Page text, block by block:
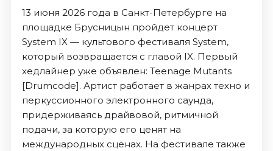
13 июня 2026 года в Санкт-Петербурге на
площадке Брусницын пройдет концерт
System IX — культового фестиваля System,
который возвращается с главой IX. Первый
хедлайнер уже объявлен: Teenage Mutants
[Drumcode]. Артист работает в жанрах техно и
перкуссионного электронного саунда,
придерживаясь драйвовой, ритмичной
подачи, за которую его ценят на
международных сценах. На фестивале также